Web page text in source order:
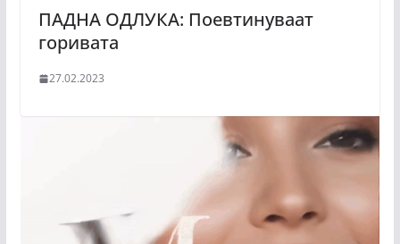
ПАДНА ОДЛУКА: Поевтинуваат
горивата
27.02.2023